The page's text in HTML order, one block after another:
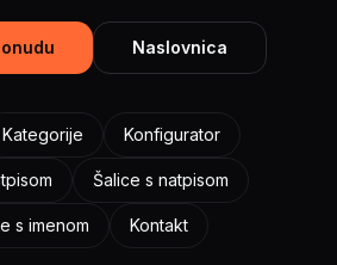
Naslovnica
Kategorije Konfigurator
Šalice s natpisom
s imenom Kontakt